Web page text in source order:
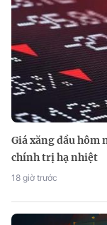
Giá xăng dầu hôm
chính trị hạ nhiệt
18 giờ trước